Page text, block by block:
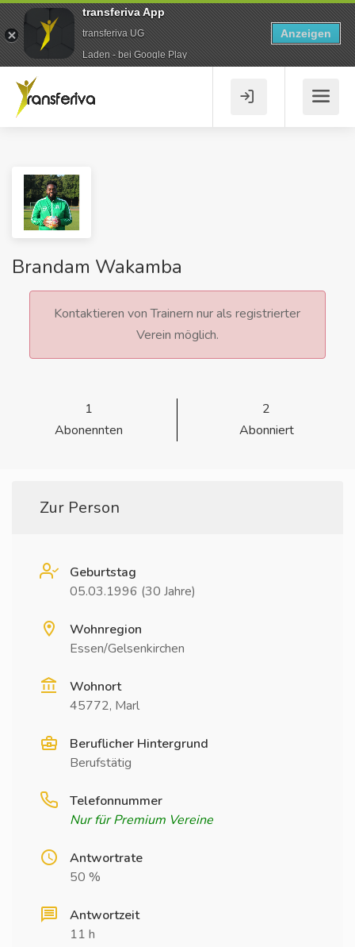
Brandam Wakamba
Kontaktieren von Trainern nur als registrierter
Verein möglich.
1
Abonennten
2
Abonniert
Zur Person
Geburtstag
05.03.1996 (30 Jahre)
Wohnregion
Essen/Gelsenkirchen
Wohnort
45772, Marl
Beruflicher Hintergrund
Berufstätig
Telefonnummer
Nur für Premium Vereine
Antwortrate
50 %
Antwortzeit
11 h
transferiva App
transferiva UG
Laden - bei Google Play
Anzeigen